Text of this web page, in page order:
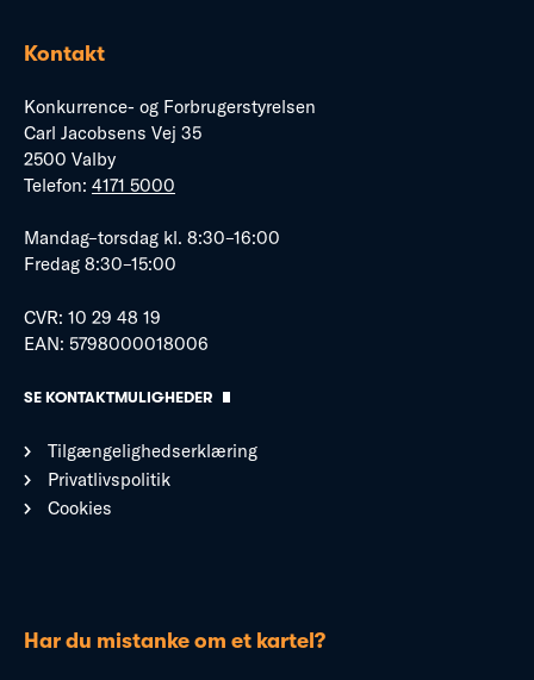
Kontakt
Konkurrence- og Forbrugerstyrelsen
Carl Jacobsens Vej 35
2500 Valby
Telefon: 4171 5000
Mandag–torsdag kl. 8:30–16:00
Fredag 8:30–15:00
CVR: 10 29 48 19
EAN: 5798000018006
SE KONTAKTMULIGHEDER
Tilgængelighedserklæring
Privatlivspolitik
Cookies
Har du mistanke om et kartel?